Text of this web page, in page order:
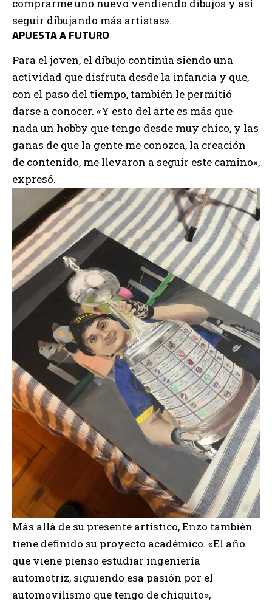
comprarme uno nuevo vendiendo dibujos y así
seguir dibujando más artistas».
APUESTA A FUTURO
Para el joven, el dibujo continúa siendo una
actividad que disfruta desde la infancia y que,
con el paso del tiempo, también le permitió
darse a conocer. «Y esto del arte es más que
nada un hobby que tengo desde muy chico, y las
ganas de que la gente me conozca, la creación
de contenido, me llevaron a seguir este camino»,
expresó.
Más allá de su presente artístico, Enzo también
tiene definido su proyecto académico. «El año
que viene pienso estudiar ingeniería
automotriz, siguiendo esa pasión por el
automovilismo que tengo de chiquito»,